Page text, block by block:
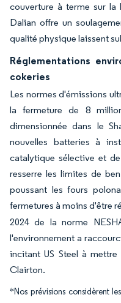
couverture à terme sur la
Dalian offre un
qualité physique laissent
Réglementations
cokeries
Les normes d'émissions
la fermeture de 8
dimensionnée dans le
nouvelles batteries à
catalytique sélective et
resserre les limites de
poussant les fours
fermetures à moins d'être
2024 de la norme
l'environnement a
incitant US Steel à
Clairton.
*Nos prévisions considèrent